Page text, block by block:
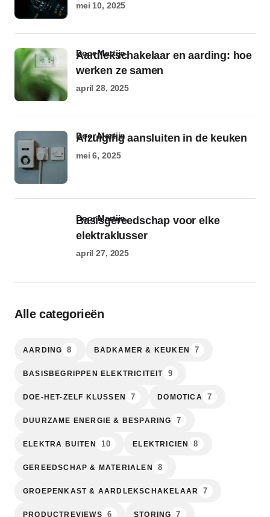
mei 10, 2025
Aardlekschakelaar en aarding: hoe
werken ze samen
door Martijn
april 28, 2025
Afzuiging aansluiten in de keuken
door Martijn
mei 6, 2025
Basisgereedschap voor elke
elektraklusser
door Martijn
april 27, 2025
Alle categorieën
AARDING 8 BADKAMER & KEUKEN 7
BASISBEGRIPPEN ELEKTRICITEIT 9
DOE-HET-ZELF KLUSSEN 7 DOMOTICA 7
DUURZAME ENERGIE & BESPARING 7
ELEKTRA BUITEN 10 ELEKTRICIEN 8
GEREEDSCHAP & MATERIALEN 8
GROEPENKAST & AARDLEKSCHAKELAAR 7
PRODUCTREVIEWS 6 STORING 7